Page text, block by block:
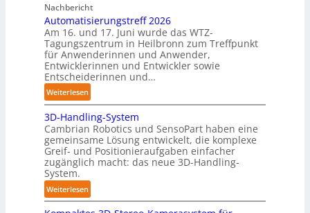
o
b
o
t
i
g
e
P
o
l
y
m
e
r
l
a
g
e
Nachbericht
Automatisierungstreff 2026
Am 16. und 17. Juni wurde das WTZ-
Tagungszentrum in Heilbronn zum Treffpunkt
für Anwenderinnen und Anwender,
Entwicklerinnen und Entwickler sowie
Entscheiderinnen und…
Weiterlesen:
A
u
t
o
m
t
i
s
3D-Handling-System
Cambrian Robotics und SensoPart haben eine
gemeinsame Lösung entwickelt, die komplexe
Greif- und Positionieraufgaben einfacher
zugänglich macht: das neue 3D-Handling-
System.
Weiterlesen:
3